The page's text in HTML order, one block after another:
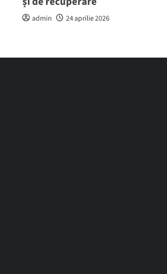
admin 24 aprilie 2026